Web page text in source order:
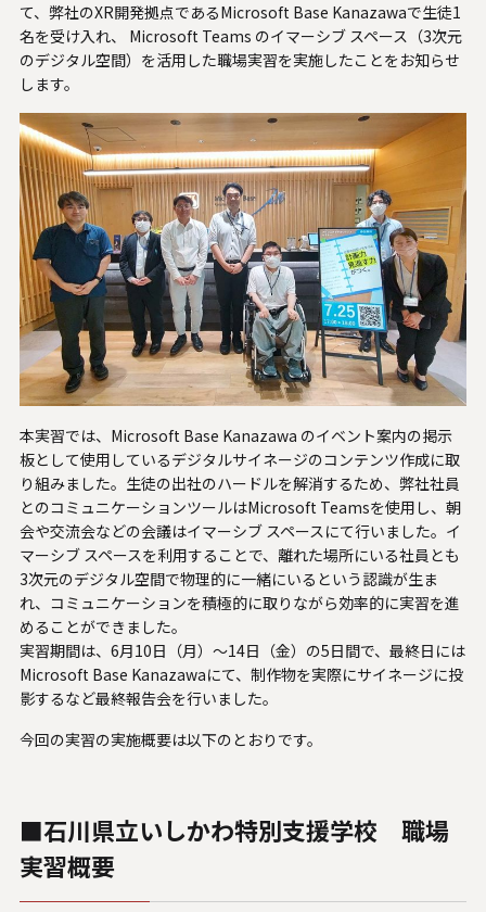
ビジネスパートナーの皆様へ
Microsoft Base Kanazawa
システムサポート胡蝶蘭オンラインショップ
事例紹介
SNS公式アカウント一覧
English
U.S. FrontLine
お問い合わせ
情報セキュリティ基本方針
個人情報保護方針
個人情報の取り扱いについて
外部送信ポリシー
サイトのご利用について
反社会的勢力に対する基本方針
特定個人情報等の適正な取り扱いに関する基本方針
カスタマーハラスメントに関する指針
システムサポートホールディングス
て、弊社のXR開発拠点であるMicrosoft Base Kanazawaで生徒1
名を受け入れ、 Microsoft Teams のイマーシブ スペース（3次元
のデジタル空間）を活用した職場実習を実施したことをお知らせ
します。
本実習では、Microsoft Base Kanazawa のイベント案内の掲示
板として使用しているデジタルサイネージのコンテンツ作成に取
り組みました。生徒の出社のハードルを解消するため、弊社社員
とのコミュニケーションツールはMicrosoft Teamsを使用し、朝
会や交流会などの会議はイマーシブ スペースにて行いました。イ
マーシブ スペースを利用することで、離れた場所にいる社員とも
3次元のデジタル空間で物理的に一緒にいるという認識が生ま
れ、コミュニケーションを積極的に取りながら効率的に実習を進
めることができました。
実習期間は、6月10日（月）～14日（金）の5日間で、最終日には
Microsoft Base Kanazawaにて、制作物を実際にサイネージに投
影するなど最終報告会を行いました。
今回の実習の実施概要は以下のとおりです。
■石川県立いしかわ特別支援学校 職場
実習概要